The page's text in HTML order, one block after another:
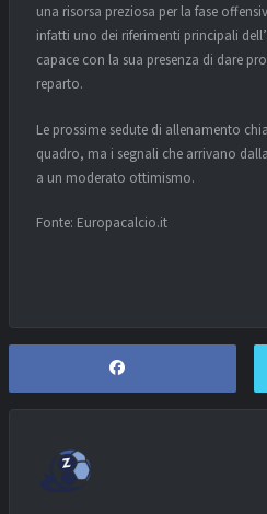
una risorsa preziosa per la fase
infatti uno dei riferimenti principali
capace con la sua presenza di dare
reparto.
Le prossime sedute di allenamento
quadro, ma i segnali che arrivano dalla
a un moderato ottimismo.
Fonte: Europacalcio.it